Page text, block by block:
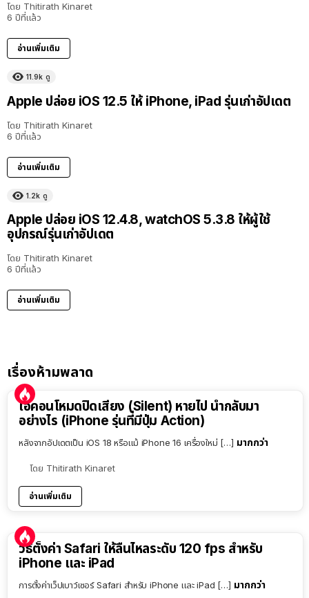
โดย Thitirath Kinaret
6 ปีที่แล้ว
อ่านเพิ่มเติม
11.9k ดู
Apple ปล่อย iOS 12.5 ให้ iPhone, iPad รุ่นเก่าอัปเดต
โดย Thitirath Kinaret
6 ปีที่แล้ว
อ่านเพิ่มเติม
1.2k ดู
Apple ปล่อย iOS 12.4.8, watchOS 5.3.8 ให้ผู้ใช้
อุปกรณ์รุ่นเก่าอัปเดต
โดย Thitirath Kinaret
6 ปีที่แล้ว
อ่านเพิ่มเติม
เรื่องห้ามพลาด
ไอคอนโหมดปิดเสียง (Silent) หายไป นำกลับมา
อย่างไร (iPhone รุ่นที่มีปุ่ม Action)
หลังจากอัปเดตเป็น iOS 18 หรือแม้ iPhone 16 เครื่องใหม่ […] มากกว่า
โดย Thitirath Kinaret
อ่านเพิ่มเติม
วิธีตั้งค่า Safari ให้ลื่นไหลระดับ 120 fps สำหรับ
iPhone และ iPad
การตั้งค่าเว็ปเบาว์เซอร์ Safari สำหรับ iPhone และ iPad […] มากกว่า